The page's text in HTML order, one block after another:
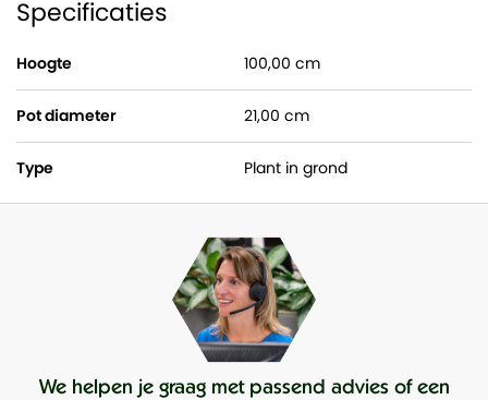
Specificaties
Hoogte 100,00 cm
Pot diameter 21,00 cm
Type Plant in grond
We helpen je graag met passend advies of een